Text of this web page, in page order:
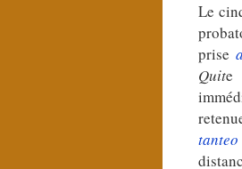
Le
prise
Quite
tanteo